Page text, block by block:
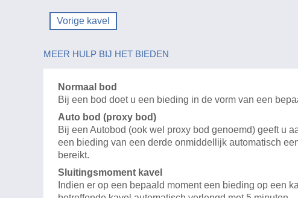
Vorige kavel
MEER HULP BIJ HET BIEDEN
Normaal bod
Bij een bod doet u een bieding in de vorm van een
Auto bod (proxy bod)
Bij een Autobod (ook wel proxy bod genoemd) geeft u
een bieding van een derde onmiddellijk automatisch
bereikt.
Sluitingsmoment kavel
Indien er op een bepaald moment een bieding op een